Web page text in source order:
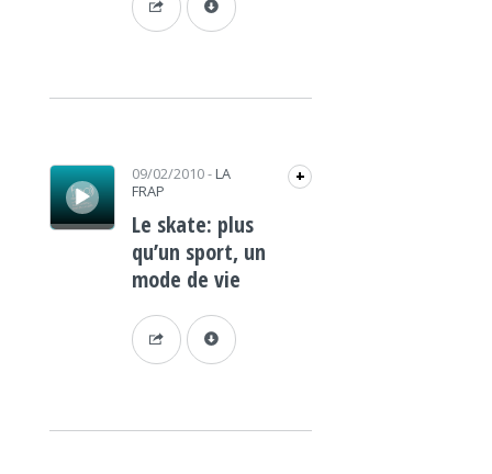
Lecteur audio 09/02/2010- LA
FRAP
+
Le skate: plus
qu’un sport, un
mode de vie